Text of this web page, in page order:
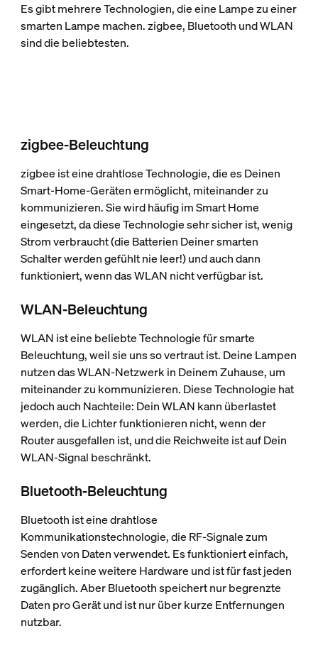
Es gibt mehrere Technologien, die eine Lampe zu einer
smarten Lampe machen. zigbee, Bluetooth und WLAN
sind die beliebtesten.
zigbee-Beleuchtung
zigbee ist eine drahtlose Technologie, die es Deinen
Smart-Home-Geräten ermöglicht, miteinander zu
kommunizieren. Sie wird häufig im Smart Home
eingesetzt, da diese Technologie sehr sicher ist, wenig
Strom verbraucht (die Batterien Deiner smarten
Schalter werden gefühlt nie leer!) und auch dann
funktioniert, wenn das WLAN nicht verfügbar ist.
WLAN-Beleuchtung
WLAN ist eine beliebte Technologie für smarte
Beleuchtung, weil sie uns so vertraut ist. Deine Lampen
nutzen das WLAN-Netzwerk in Deinem Zuhause, um
miteinander zu kommunizieren. Diese Technologie hat
jedoch auch Nachteile: Dein WLAN kann überlastet
werden, die Lichter funktionieren nicht, wenn der
Router ausgefallen ist, und die Reichweite ist auf Dein
WLAN-Signal beschränkt.
Bluetooth-Beleuchtung
Bluetooth ist eine drahtlose
Kommunikationstechnologie, die RF-Signale zum
Senden von Daten verwendet. Es funktioniert einfach,
erfordert keine weitere Hardware und ist für fast jeden
zugänglich. Aber Bluetooth speichert nur begrenzte
Daten pro Gerät und ist nur über kurze Entfernungen
nutzbar.